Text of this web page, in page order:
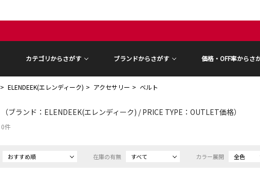
カテゴリからさがす ブランドからさがす 価格・OFF率からさ
ELENDEEK(エレンディーク) アクセサリー ベルト
（ブランド：ELENDEEK(エレンディーク) / PRICE TYPE：OUTLET価格）
0件
おすすめ順 在庫の有無 すべて カラー展開 全色